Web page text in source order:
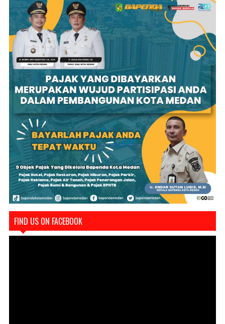
FIND US ON FACEBOOK